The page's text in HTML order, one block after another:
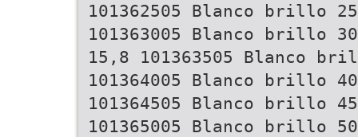
101362505 Blanco brillo
101363005 Blanco brillo
15,8 101363505 Blanco
101364005 Blanco brillo
101364505 Blanco brillo
101365005 Blanco brillo